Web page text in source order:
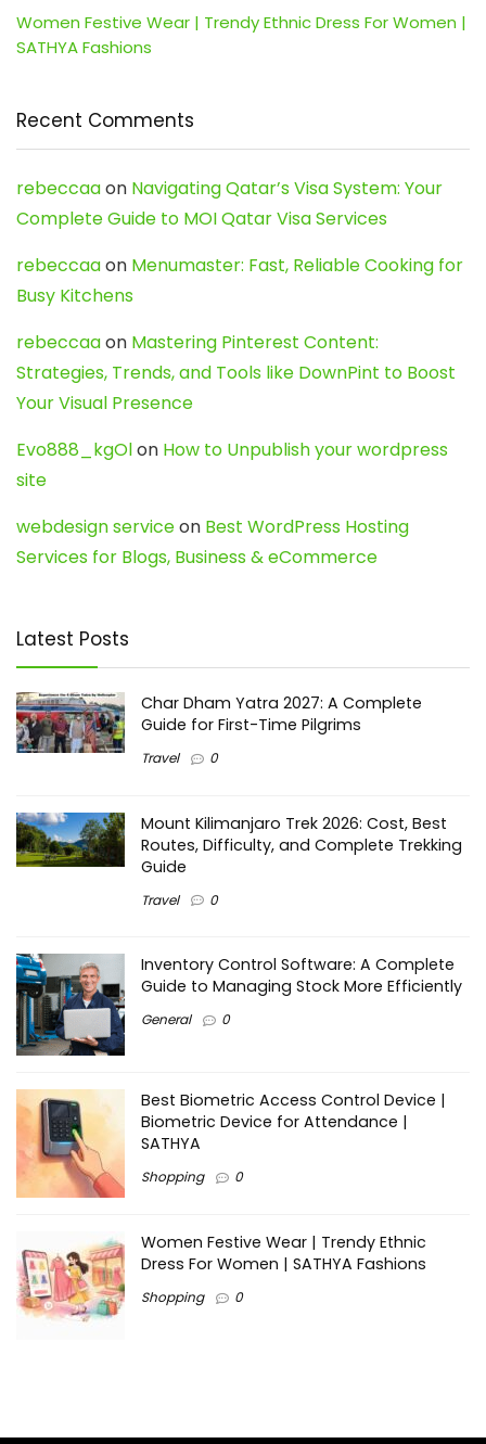
Women Festive Wear | Trendy Ethnic Dress For Women |
SATHYA Fashions
Recent Comments
rebeccaaon Navigating Qatar’s Visa System: Your
Complete Guide to MOI Qatar Visa Services
rebeccaaon Menumaster: Fast, Reliable Cooking for
Busy Kitchens
rebeccaaon Mastering Pinterest Content:
Strategies, Trends, and Tools like DownPint to Boost
Your Visual Presence
Evo888_kgOlon How to Unpublish your wordpress
site
webdesign serviceon Best WordPress Hosting
Services for Blogs, Business & eCommerce
Latest Posts
Char Dham Yatra 2027: A Complete
Guide for First-Time Pilgrims
Travel 0
Mount Kilimanjaro Trek 2026: Cost, Best
Routes, Difficulty, and Complete Trekking
Guide
Travel 0
Inventory Control Software: A Complete
Guide to Managing Stock More Efficiently
General 0
Best Biometric Access Control Device |
Biometric Device for Attendance |
SATHYA
Shopping 0
Women Festive Wear | Trendy Ethnic
Dress For Women | SATHYA Fashions
Shopping 0